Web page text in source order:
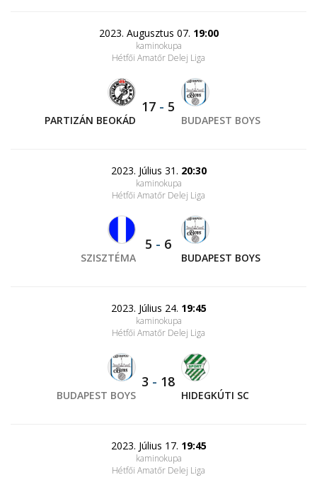
2023. Augusztus 07. 19:00
kaminokupa
Hétfői Amatőr Delej Liga
PARTIZÁN BEOKÁD
17 - 5
BUDAPEST BOYS
2023. Július 31. 20:30
kaminokupa
Hétfői Amatőr Delej Liga
SZISZTÉMA
5 - 6
BUDAPEST BOYS
2023. Július 24. 19:45
kaminokupa
Hétfői Amatőr Delej Liga
BUDAPEST BOYS
3 - 18
HIDEGKÚTI SC
2023. Július 17. 19:45
kaminokupa
Hétfői Amatőr Delej Liga